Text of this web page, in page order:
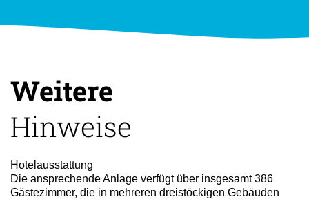
Weitere
Hinweise
Hotelausstattung
Die ansprechende Anlage verfügt über insgesamt 386
Gästezimmer, die in mehreren dreistöckigen Gebäuden